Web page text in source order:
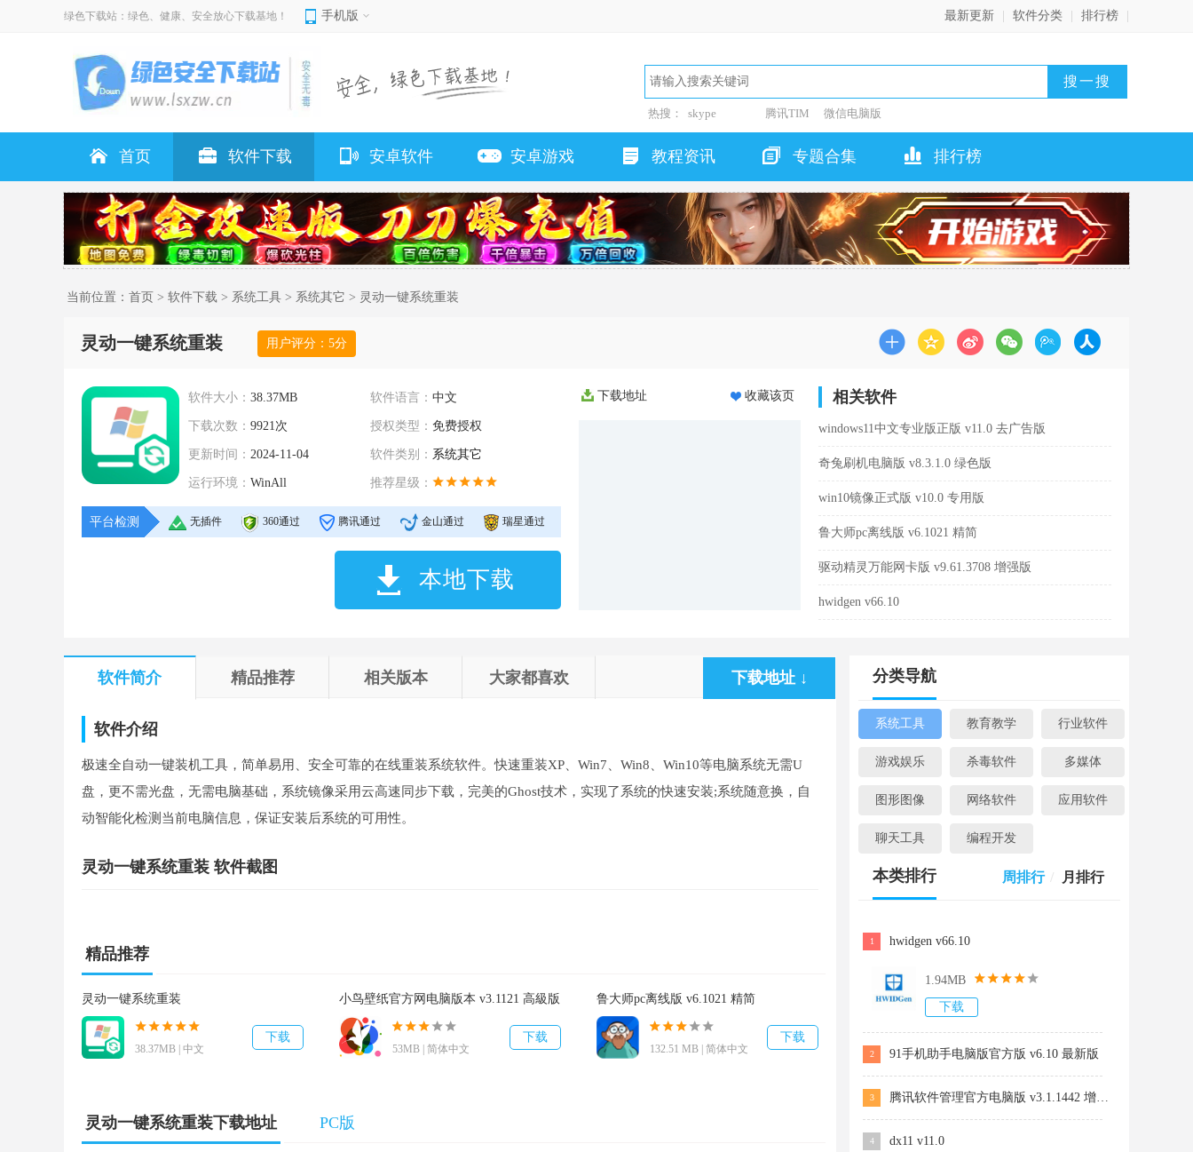
绿色下载站：绿色、健康、安全放心下载基地！ 手机版 最新更新 软件分类 排行榜
热搜： skype 腾讯TIM 微信电脑版
首页 软件下载 安卓软件 安卓游戏 教程资讯 专题合集 排行榜
当前位置： 首页 > 软件下载 > 系统工具 > 系统其它 > 灵动一键系统重装
灵动一键系统重装 用户评分： 5分
软件大小： 38.37MB 软件语言： 中文
下载次数： 9921次 授权类型： 免费授权
更新时间： 2024-11-04 软件类别： 系统其它
运行环境： WinAll 推荐星级：
平台检测 无插件 360通过 腾讯通过 金山通过 瑞星通过
本地下载
下载地址 收藏该页 相关软件
windows11中文专业版正版 v11.0 去广告版
奇兔刷机电脑版 v8.3.1.0 绿色版
win10镜像正式版 v10.0 专用版
鲁大师pc离线版 v6.1021 精简
驱动精灵万能网卡版 v9.61.3708 增强版
hwidgen v66.10
软件简介 精品推荐 相关版本 大家都喜欢 下载地址 ↓
软件介绍
极速全自动一键装机工具，简单易用、安全可靠的在线重装系统软件。快速重装XP、Win7、Win8、Win10等电脑系统无需U
盘，更不需光盘，无需电脑基础，系统镜像采用云高速同步下载，完美的Ghost技术，实现了系统的快速安装;系统随意换，自
动智能化检测当前电脑信息，保证安装后系统的可用性。
灵动一键系统重装 软件截图
精品推荐
灵动一键系统重装
38.37MB | 中文
下载
小鸟壁纸官方网电脑版本 v3.1121 高級版
53MB | 简体中文
下载
鲁大师pc离线版 v6.1021 精简
132.51 MB | 简体中文
下载
灵动一键系统重装下载地址 PC版
分类导航
系统工具 教育教学 行业软件
游戏娱乐 杀毒软件 多媒体
图形图像 网络软件 应用软件
聊天工具 编程开发
本类排行 周排行 月排行
1 hwidgen v66.10
1.94MB
下载
2 91手机助手电脑版官方版 v6.10 最新版
3 腾讯软件管理官方电脑版 v3.1.1442 增强版
4 dx11 v11.0